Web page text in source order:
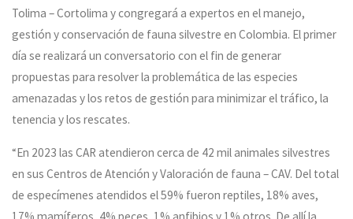
Tolima – Cortolima y congregará a expertos en el manejo,
gestión y conservación de fauna silvestre en Colombia. El primer
día se realizará un conversatorio con el fin de generar
propuestas para resolver la problemática de las especies
amenazadas y los retos de gestión para minimizar el tráfico, la
tenencia y los rescates.
“En 2023 las CAR atendieron cerca de 42 mil animales silvestres
en sus Centros de Atención y Valoración de fauna – CAV. Del total
de especímenes atendidos el 59% fueron reptiles, 18% aves,